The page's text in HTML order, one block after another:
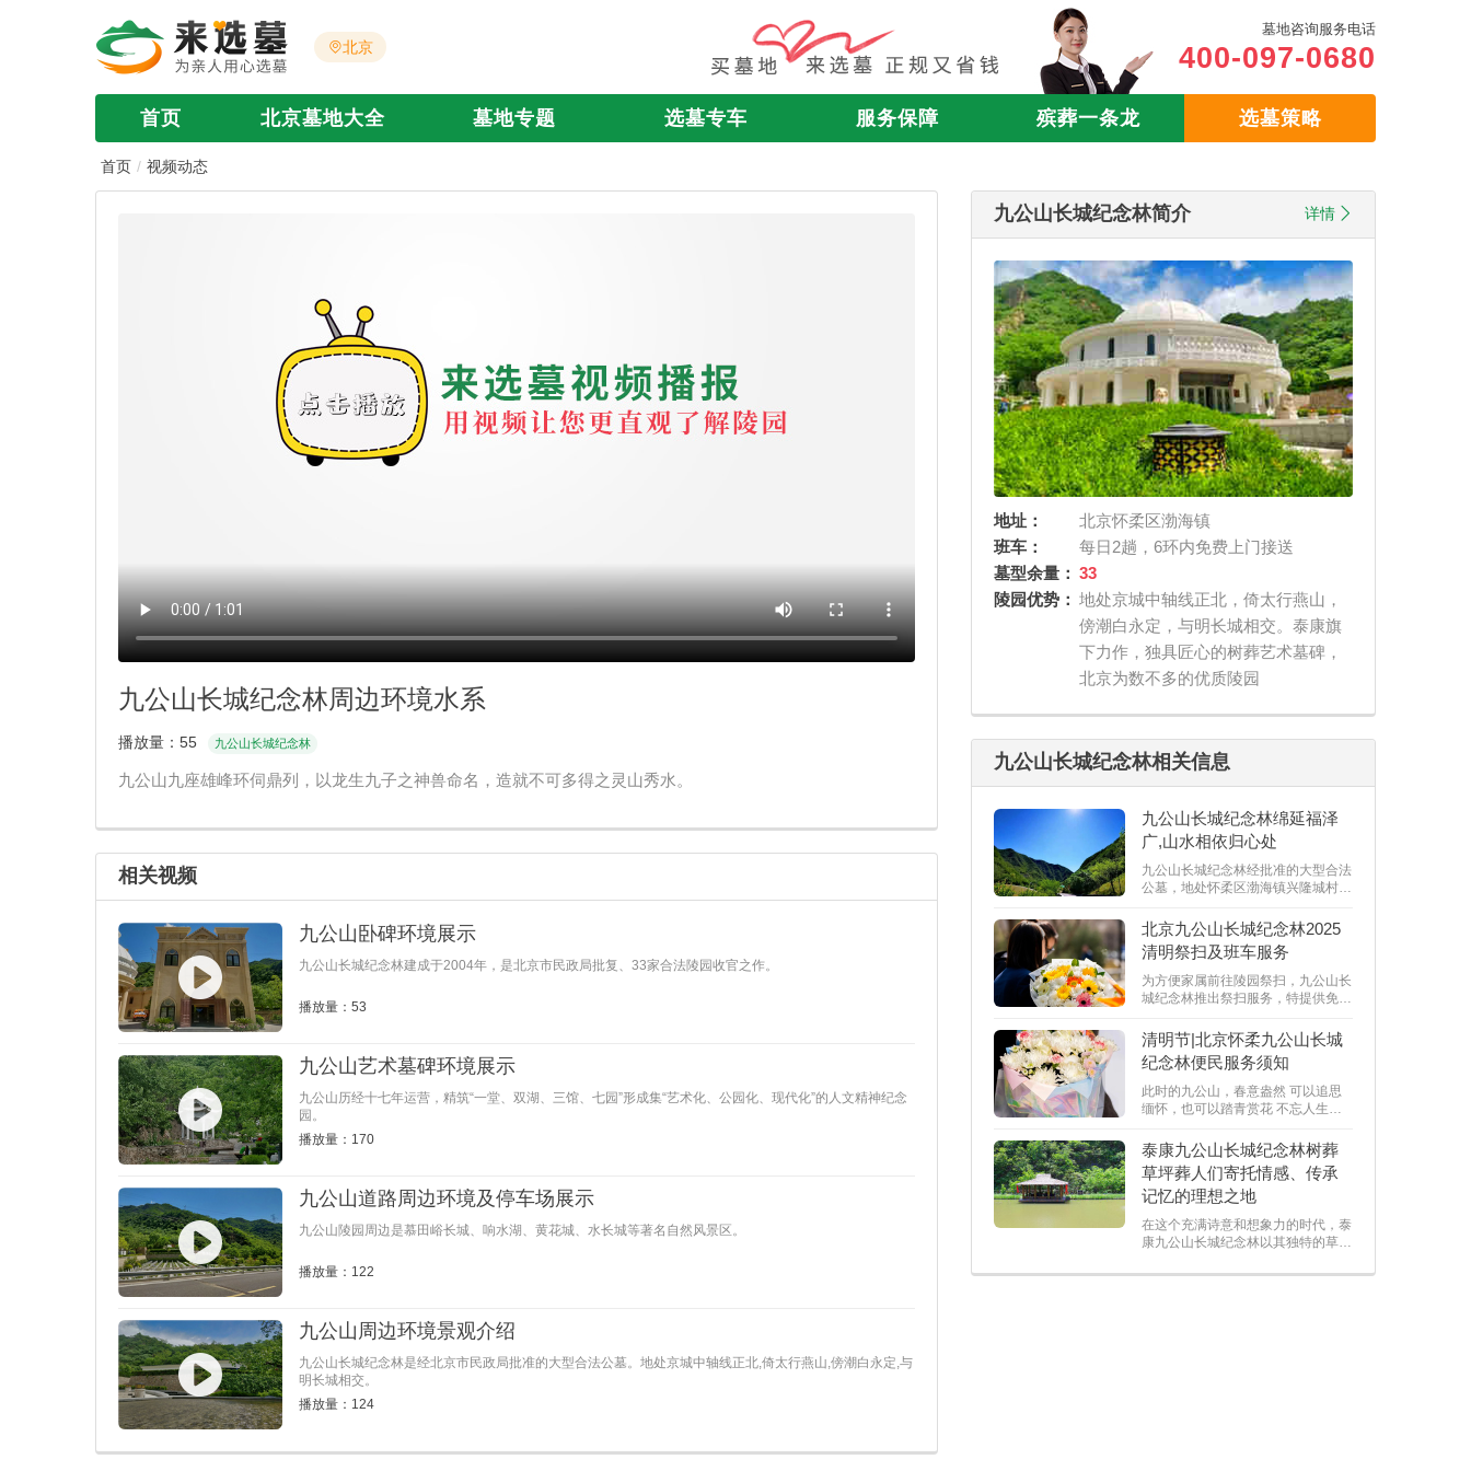
北京
墓地咨询服务电话
400-097-0680
首页 北京墓地大全 墓地专题 选墓专车 服务保障 殡葬一条龙 选墓策略
首页 视频动态
九公山长城纪念林周边环境水系
播放量： 55 九公山长城纪念林
九公山九座雄峰环伺鼎列，以龙生九子之神兽命名，造就不可多得之灵山秀水。
相关视频
九公山卧碑环境展示
​九公山长城纪念林建成于2004年，是北京市民政局批复、33家合法陵园收官之作。
播放量：53
九公山艺术墓碑环境展示
九公山历经十七年运营，精筑“一堂、双湖、三馆、七园”形成集“艺术化、公园化、现代化”的人文精神纪念
园。
播放量：170
九公山道路周边环境及停车场展示
九公山陵园周边是慕田峪长城、响水湖、黄花城、水长城等著名自然风景区。
播放量：122
九公山周边环境景观介绍
九公山长城纪念林是经北京市民政局批准的大型合法公墓。地处京城中轴线正北,倚太行燕山,傍潮白永定,与
明长城相交。
播放量：124
九公山长城纪念林简介 详情
地址：
北京怀柔区渤海镇
班车：
每日2趟，6环内免费上门接送
墓型余量： 33
陵园优势： 地处京城中轴线正北，倚太行燕山，
傍潮白永定，与明长城相交。泰康旗
下力作，独具匠心的树葬艺术墓碑，
北京为数不多的优质陵园
九公山长城纪念林相关信息
九公山长城纪念林绵延福泽
广,山水相依归心处
​九公山长城纪念林经批准的大型合法
公墓，地处怀柔区渤海镇兴隆城村西
泽园》、《承泽园》、《善寿园》、
《恩泽园》、《铁军纪念园》及《天
主教墓园
北京九公山长城纪念林2025
清明祭扫及班车服务
为方便家属前往陵园祭扫，九公山长
城纪念林推出祭扫服务，特提供免费
日，预计祭扫高峰日将出现人流密
集，陵园将采取多项便民措施确保祭
扫活动安全、文明、有序进行。
清明节|北京怀柔九公山长城
纪念林便民服务须知
此时的九公山，春意盎然 可以追思
缅怀，也可以踏青赏花 不忘人生来
奠，可以预约代亲祭扫服务，可以提
供全程路线，以助您遥寄哀思。
泰康九公山长城纪念林树葬
草坪葬人们寄托情感、传承
记忆的理想之地
在这个充满诗意和想象力的时代，泰
康九公山长城纪念林以其独特的草坪
传承记忆的理想之地。